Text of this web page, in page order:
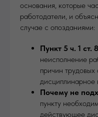
основания, которые
работодатели, и
случае с опозданиями:
Пункт 5 ч. 1 ст.
неисполнение
причин
дисциплинарное
Почему не
пункту
действующее